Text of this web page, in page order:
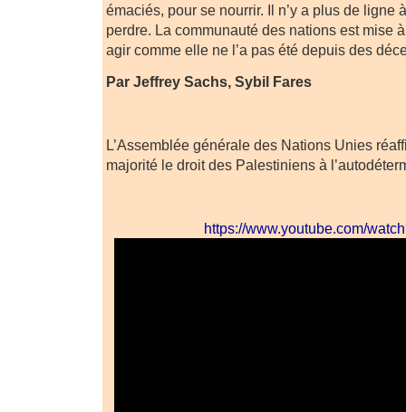
émaciés, pour se nourrir. Il n’y a plus de ligne
perdre. La communauté des nations est mise
agir comme elle ne l’a pas été depuis des
Par Jeffrey Sachs, Sybil Fares
L’Assemblée générale des Nations Unies
majorité le droit des Palestiniens à
https://www.youtube.com/